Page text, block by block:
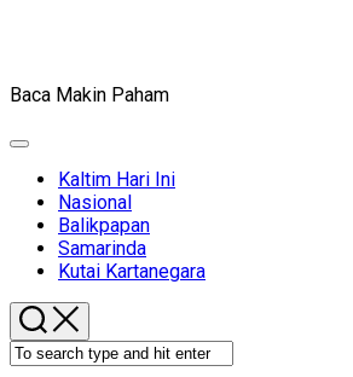
Baca Makin Paham
Expand
Kaltim Hari Ini
Nasional
Balikpapan
Samarinda
Kutai Kartanegara